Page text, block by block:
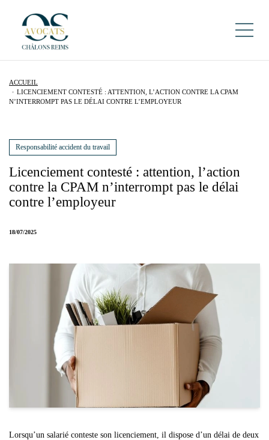
ACCUEIL
LICENCIEMENT CONTESTÉ : ATTENTION, L’ACTION CONTRE LA CPAM
N’INTERROMPT PAS LE DÉLAI CONTRE L’EMPLOYEUR
Licenciement contesté : attention, l’action
contre la CPAM n’interrompt pas le délai
contre l’employeur
18/07/2025
Responsabilité accident du travail
Lorsqu’un salarié conteste son licenciement, il dispose d’un délai de deux